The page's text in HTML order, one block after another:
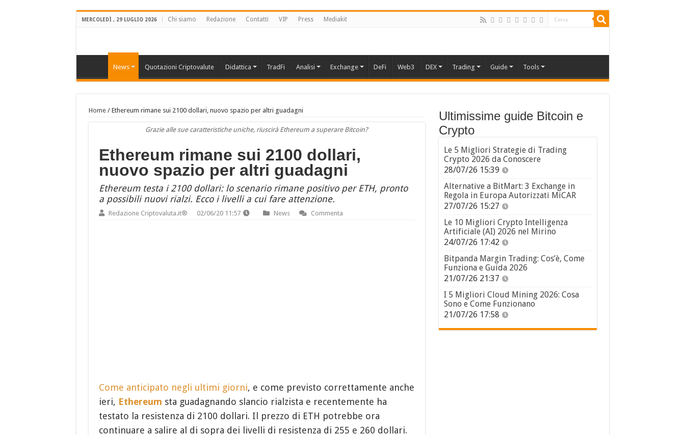
MERCOLEDÌ , 29 LUGLIO 2026 Chi siamo Redazione Contatti VIP Press Mediakit
News Quotazioni Criptovalute Didattica TradFi Analisi Exchange DeFi Web3 DEX Trading Guide Tools
Home/ Ethereum rimane sui 2100 dollari, nuovo spazio per altri guadagni
Grazie alle sue caratteristiche uniche, riuscirà Ethereum a superare Bitcoin?
Ethereum rimane sui 2100 dollari,
nuovo spazio per altri guadagni
Ethereum testa i 2100 dollari: lo scenario rimane positivo per ETH, pronto
a possibili nuovi rialzi. Ecco i livelli a cui fare attenzione.
Redazione Criptovaluta.it® 02/06/20 11:57 News Commenta
Come anticipato negli ultimi giorni, e come previsto correttamente anche
ieri, Ethereum sta guadagnando slancio rialzista e recentemente ha
testato la resistenza di 2100 dollari. Il prezzo di ETH potrebbe ora
continuare a salire al di sopra dei livelli di resistenza di 255 e 260 dollari.
Ultimissime guide Bitcoin e
Crypto
Le 5 Migliori Strategie di Trading
Crypto 2026 da Conoscere
28/07/26 15:39
Alternative a BitMart: 3 Exchange in
Regola in Europa Autorizzati MiCAR
27/07/26 15:27
Le 10 Migliori Crypto Intelligenza
Artificiale (AI) 2026 nel Mirino
24/07/26 17:42
Bitpanda Margin Trading: Cos’è, Come
Funziona e Guida 2026
21/07/26 21:37
I 5 Migliori Cloud Mining 2026: Cosa
Sono e Come Funzionano
21/07/26 17:58